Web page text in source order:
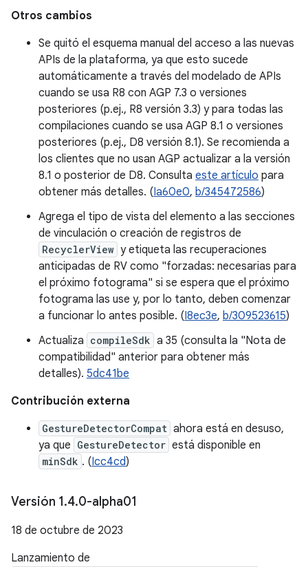
Otros cambios
Se quitó el esquema manual del acceso a las nuevas
APIs de la plataforma, ya que esto sucede
automáticamente a través del modelado de APIs
cuando se usa R8 con AGP 7.3 o versiones
posteriores (p.ej., R8 versión 3.3) y para todas las
compilaciones cuando se usa AGP 8.1 o versiones
posteriores (p.ej., D8 versión 8.1). Se recomienda a
los clientes que no usan AGP actualizar a la versión
8.1 o posterior de D8. Consulta este artículo para
obtener más detalles. (Ia60e0, b/345472586)
Agrega el tipo de vista del elemento a las secciones
de vinculación o creación de registros de
RecyclerView y etiqueta las recuperaciones
anticipadas de RV como "forzadas: necesarias para
el próximo fotograma" si se espera que el próximo
fotograma las use y, por lo tanto, deben comenzar
a funcionar lo antes posible. (I8ec3e, b/309523615)
Actualiza compileSdk a 35 (consulta la "Nota de
compatibilidad" anterior para obtener más
detalles). 5dc41be
Contribución externa
GestureDetectorCompat ahora está en desuso,
ya que GestureDetector está disponible en
minSdk . (Icc4cd)
Versión 1.4.0-alpha01
18 de octubre de 2023
Lanzamiento de